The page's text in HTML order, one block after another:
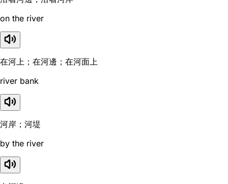
on the river
在河上；在河邊；在河面上
river bank
河岸；河堤
by the river